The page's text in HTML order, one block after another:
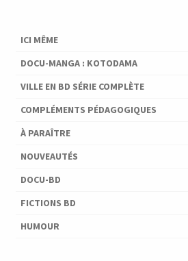
ICI MÊME
DOCU-MANGA : KOTODAMA
VILLE EN BD SÉRIE COMPLÈTE
COMPLÉMENTS PÉDAGOGIQUES
À PARAÎTRE
NOUVEAUTÉS
DOCU-BD
FICTIONS BD
HUMOUR